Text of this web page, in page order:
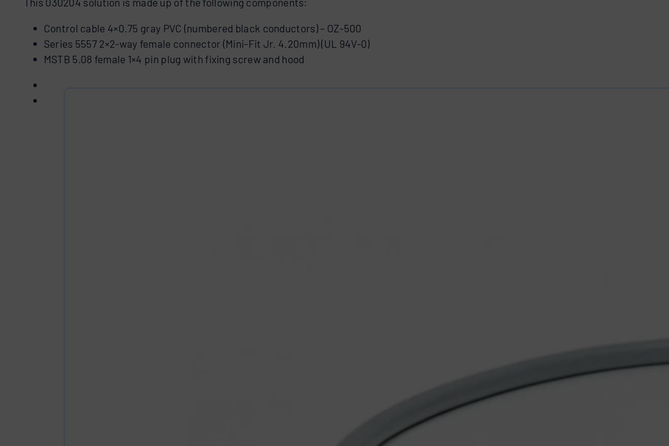
Control cable 4×0.75 gray PVC (numbered black conductors) – OZ-500
Series 5557 2×2-way female connector (Mini-Fit Jr. 4.20mm) (UL 94V-0)
MSTB 5.08 female 1×4 pin plug with fixing screw and hood